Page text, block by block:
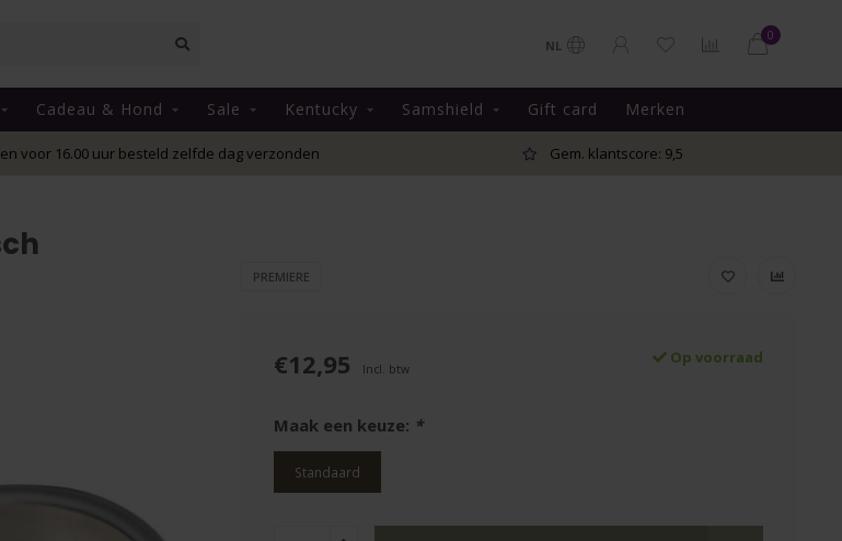
NL
0
Cadeau & Hond Sale Kentucky Samshield Gift card Merken
voor 16.00 uur besteld zelfde dag verzonden Gem. klantscore: 9,5
PREMIERE
€12,95 Incl. btw
Op voorraad
Maak een keuze: *
Standaard